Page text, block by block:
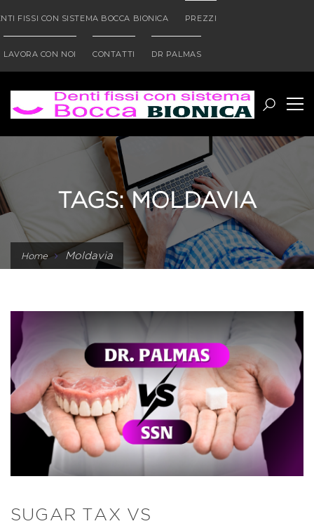
FISSI CON SISTEMA BOCCA BIONICA PREZZI
LAVORA CON NOI CONTATTI DR PALMAS
TAGS: MOLDAVIA
Home Moldavia
SUGAR TAX VS